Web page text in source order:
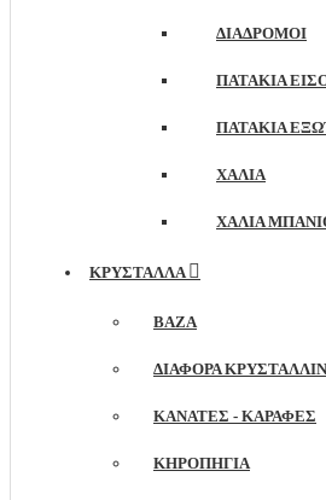
ΔΙΆΔΡΟΜΟΙ
ΠΑΤΆΚΙΑ
ΠΑΤΆΚΙΑ
ΧΑΛΙΆ
ΧΑΛΙΆ
ΚΡΥΣΤΑΛΛΑ
ΒΆΖΑ
ΔΙΆΦΟΡΑ
ΚΑΝΆΤΕΣ - ΚΑΡΆΦΕΣ
ΚΗΡΟΠΉΓΙΑ